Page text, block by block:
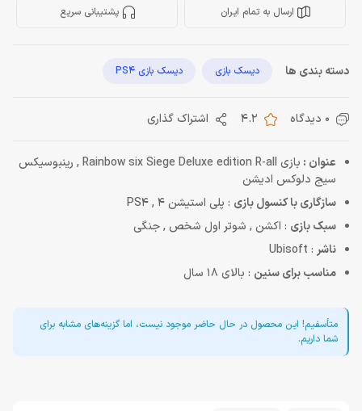
ارسال به تمام ایران پشتیبانی سریع
دسته بندی ها دیسک بازی دیسک بازی PS4
0 دیدگاه 4.2 اشتراک گذاری
عنوان :
بازی Rainbow six Siege Deluxe edition R-all , رینبوسیکس
سیج دلوکس ادیشن
سازگاری با کنسول بازی : پلی استیشن 4 , PS4
سبک بازی : اکشن , شوتر اول شخص , جنگی
ناشر : Ubisoft
مناسب برای سنین : بالای 18 سال
متأسفیم! این محصول در حال حاضر موجود نیست، اما گزینه‌های مشابه برای
شما داریم.